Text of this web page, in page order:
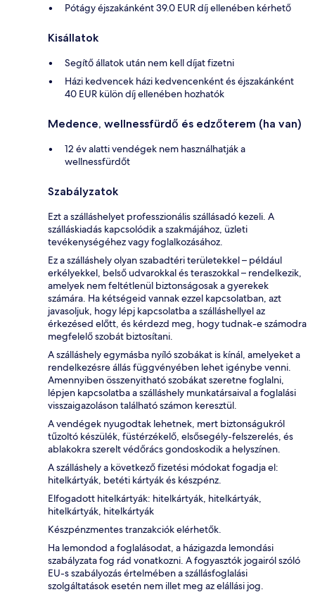
Pótágy éjszakánként 39.0 EUR díj ellenében kérhető
Kisállatok
Segítő állatok után nem kell díjat fizetni
Házi kedvencek házi kedvencenként és éjszakánként
40 EUR külön díj ellenében hozhatók
Medence, wellnessfürdő és edzőterem (ha van)
12 év alatti vendégek nem használhatják a
wellnessfürdőt
Szabályzatok
Ezt a szálláshelyet professzionális szállásadó kezeli. A
szálláskiadás kapcsolódik a szakmájához, üzleti
tevékenységéhez vagy foglalkozásához.
Ez a szálláshely olyan szabadtéri területekkel – például
erkélyekkel, belső udvarokkal és teraszokkal – rendelkezik,
amelyek nem feltétlenül biztonságosak a gyerekek
számára. Ha kétségeid vannak ezzel kapcsolatban, azt
javasoljuk, hogy lépj kapcsolatba a szálláshellyel az
érkezésed előtt, és kérdezd meg, hogy tudnak-e számodra
megfelelő szobát biztosítani.
A szálláshely egymásba nyíló szobákat is kínál, amelyeket a
rendelkezésre állás függvényében lehet igénybe venni.
Amennyiben összenyitható szobákat szeretne foglalni,
lépjen kapcsolatba a szálláshely munkatársaival a foglalási
visszaigazoláson található számon keresztül.
A vendégek nyugodtak lehetnek, mert biztonságukról
tűzoltó készülék, füstérzékelő, elsősegély-felszerelés, és
ablakokra szerelt védőrács gondoskodik a helyszínen.
A szálláshely a következő fizetési módokat fogadja el:
hitelkártyák, betéti kártyák és készpénz.
Elfogadott hitelkártyák: hitelkártyák, hitelkártyák,
hitelkártyák, hitelkártyák
Készpénzmentes tranzakciók elérhetők.
Ha lemondod a foglalásodat, a házigazda lemondási
szabályzata fog rád vonatkozni. A fogyasztók jogairól szóló
EU-s szabályozás értelmében a szállásfoglalási
szolgáltatások esetén nem illet meg az elállási jog.